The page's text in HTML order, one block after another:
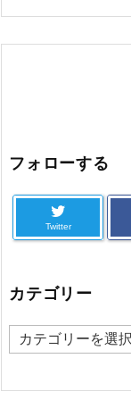
フォローする
Twitter
カテゴリー
カ
ゴ